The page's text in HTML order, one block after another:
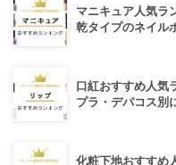
マニキュア人気ラ
乾タイプのネイル
口紅おすすめ人気
プラ・デパコス別
化粧下地おすすめ